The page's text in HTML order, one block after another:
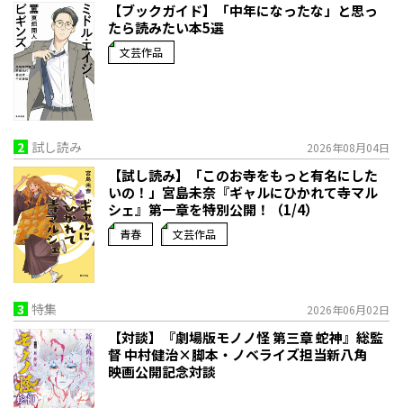
【ブックガイド】「中年になったな」と思っ
たら読みたい本5選
文芸作品
2 試し読み 2026年08月04日
【試し読み】「このお寺をもっと有名にした
いの！」宮島未奈『ギャルにひかれて寺マル
シェ』第一章を特別公開！（1/4）
青春 文芸作品
3 特集 2026年06月02日
【対談】『劇場版モノノ怪 第三章 蛇神』総監
督 中村健治×脚本・ノベライズ担当新八角
映画公開記念対談